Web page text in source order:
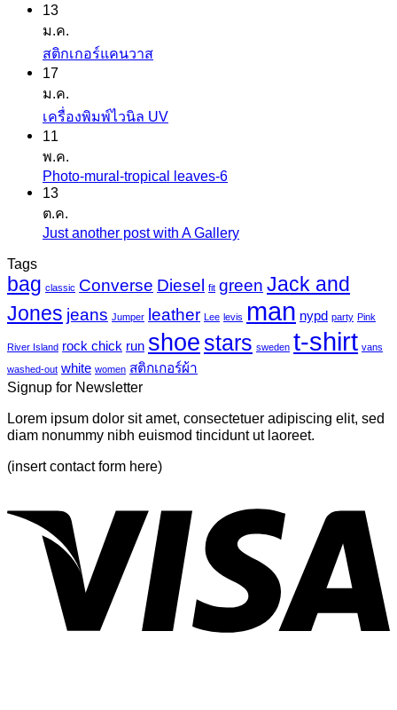
13
ม.ค.
สติกเกอร์แคนวาสไม่มี
บน
นวาส
17
ม.ค.
เครื่องพิมพ์ไวนิล UVไม่มี
บน
ไว
11
พ.ค.
Photo-mural-tropical leaves-6ไม่มี
mural-
tropical
leaves-
13
ต.ค.
Just another post with A Galleryไม่มี
เห็น
บน
Just
another
post
Tags
bag classic Converse Diesel fit green Jack and
Jones jeans Jumper leather Lee levis man nypd party Pink
River Island rock chick run shoe stars sweden t-shirt vans
washed-out white women สติกเกอร์ผ้า
Signup for Newsletter
Lorem ipsum dolor sit amet, consectetuer adipiscing elit, sed
diam nonummy nibh euismod tincidunt ut laoreet.
(insert contact form here)